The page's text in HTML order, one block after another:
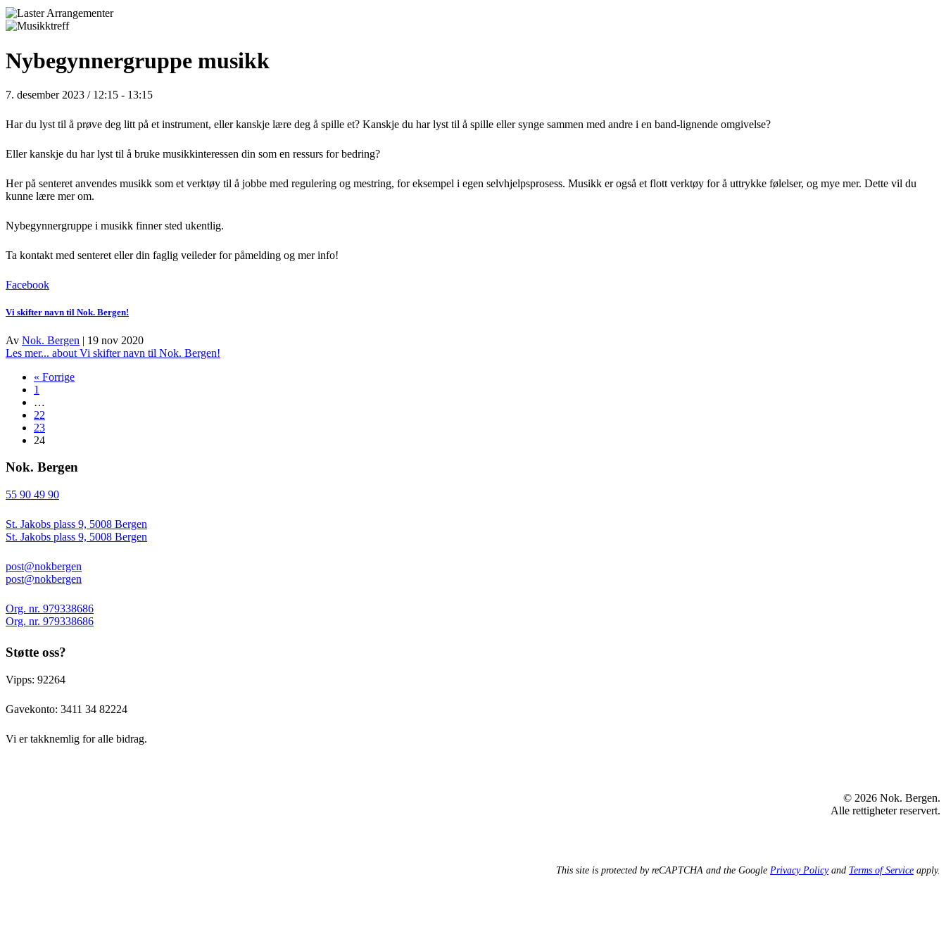
Nybegynnergruppe musikk
7. desember 2023 / 12:15 - 13:15
Har du lyst til å prøve deg litt på et instrument, eller kanskje lære deg å spille et? Kanskje du har lyst til å spille eller synge sammen med andre i en band-lignende omgivelse?
Eller kanskje du har lyst til å bruke musikkinteressen din som en ressurs for bedring?
Her på senteret anvendes musikk som et verktøy til å jobbe med regulering og mestring, for eksempel i egen selvhjelpsprosess. Musikk er også et flott verktøy for å uttrykke følelser, og mye mer. Dette vil du
kunne lære mer om.
Nybegynnergruppe i musikk finner sted ukentlig.
Ta kontakt med senteret eller din faglig veileder for påmelding og mer info!
Facebook
Vi skifter navn til Nok. Bergen!
Av Nok. Bergen | 19 nov 2020
Les mer... about Vi skifter navn til Nok. Bergen!
« Forrige
1
…
22
23
24
Nok. Bergen
55 90 49 90
St. Jakobs plass 9, 5008 Bergen
St. Jakobs plass 9, 5008 Bergen
post@nokbergen
post@nokbergen
Org. nr. 979338686
Org. nr. 979338686
Støtte oss?
Vipps: 92264
Gavekonto: 3411 34 82224
Vi er takknemlig for alle bidrag.
© 2026 Nok. Bergen.
Alle rettigheter reservert.
This site is protected by reCAPTCHA and the Google Privacy Policyand Terms of Service apply.